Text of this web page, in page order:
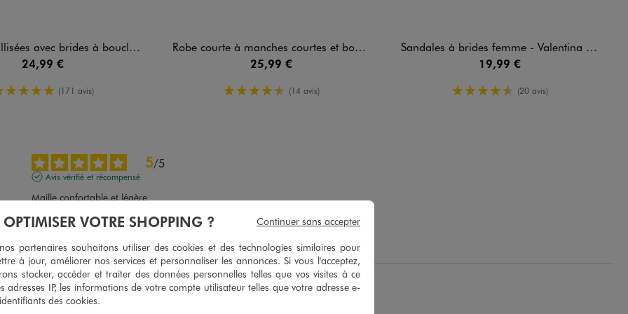
brides à boucle femme - Valentina Baldano
24,99 €
5/5 de moyenne
(171 avis)
Robe courte à manches courtes et boutons fantaisie femme
25,99 €
4.5/5 de moyenne
(14 avis)
Sandales à brides femme - Valentina Baldano
19,99 €
4.5/5 de moyenne
(20 avis)
5/5
Avis vérifié et récompensé
Maille confortable et légère
Avis du29/05/2026 , suite à une expérience du 14/05/2026 parEva J.
Utile Signaler
5/5
Avis vérifié et récompensé
OPTIMISER VOTRE SHOPPING ?
partenaires souhaitons utiliser des cookies et des technologies similaires pour
à jour, améliorer nos services et personnaliser les annonces. Si vous l'acceptez,
stocker, accéder et traiter des données personnelles telles que vos visites à ce
adresses IP, les informations de votre compte utilisateur telles que votre adresse e-
des cookies.
Continuer sans accepter